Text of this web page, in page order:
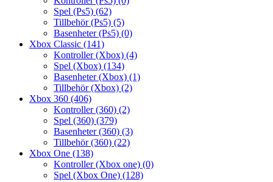
Spel (Ps5) (62)
Tillbehör (Ps5) (5)
Basenheter (Ps5) (0)
Xbox Classic (141)
Kontroller (Xbox) (4)
Spel (Xbox) (134)
Basenheter (Xbox) (1)
Tillbehör (Xbox) (2)
Xbox 360 (406)
Kontroller (360) (2)
Spel (360) (379)
Basenheter (360) (3)
Tillbehör (360) (22)
Xbox One (138)
Kontroller (Xbox one) (0)
Spel (Xbox One) (128)